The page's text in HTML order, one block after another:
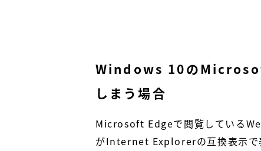
Windows 10のMicrosoft
しまう場合
Microsoft Edgeで閲覧している
がInternet Explorerの互換表示で